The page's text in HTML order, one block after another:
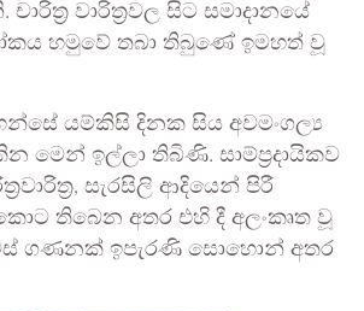
වාරිත්‍රවල සිට සමාදානයේ
හමුවේ තබා තිබුණේ ඉමහත් වූ
යම්කිසි දිනක සිය අවමංගල්‍ය
ඉල්ලා තිබිණි. සාම්ප්‍රදායිකව
සැරසිලි ආදියෙන් පිරී
තිබෙන අතර එහි දී අලංකෘත වූ
ගණනක් ඉපැරණි සොහොන් අතර